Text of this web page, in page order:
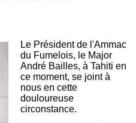
Le Président de l'Ammac
du Fumelois, le Major
André Bailles, à Tahiti en
ce moment, se joint à
nous en cette
douloureuse
circonstance.